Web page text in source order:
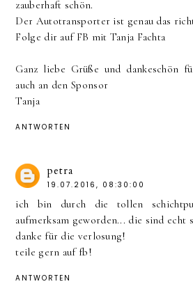
zauberhaft schön.
Der Autotransporter ist genau das
Folge dir auf FB mit Tanja Fachta
Ganz liebe Grüße und dankeschön
auch an den Sponsor
Tanja
ANTWORTEN
petra
19.07.2016, 08:30:00
ich bin durch die tollen
aufmerksam geworden... die sind echt
danke für die verlosung!
teile gern auf fb!
ANTWORTEN